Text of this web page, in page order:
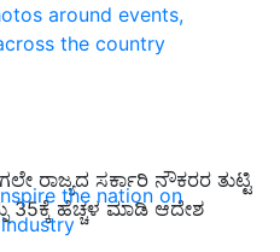
around events,
the country
the nation on
ರಾಜ್ಯದ ಸರ್ಕಾರಿ ನೌಕರರ ತುಟ್ಟಿ
35ಕ್ಕೆ ಹೆಚ್ಚಳ ಮಾಡಿ ಆದೇಶ